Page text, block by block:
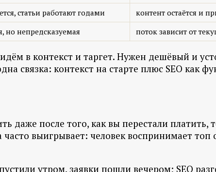
статьи работают годами
контент остаётся и
но непредсказуемая поток зависит от
в контекст и таргет. Нужен дешёвый и
связка: контекст на старте плюс SEO как
даже после того, как вы перестали платить,
выигрывает: человек воспринимает топ
утром, заявки пошли вечером; SEO